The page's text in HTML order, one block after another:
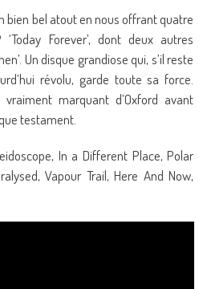
bien bel atout en nous offrant quatre
Forever’, dont deux autres
Un disque grandiose qui, s’il reste
révolu, garde toute sa force.
marquant d’Oxford avant
testament.
In a Different Place, Polar
Vapour Trail, Here And Now,